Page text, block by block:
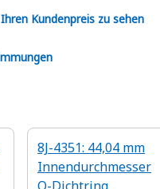
Kundenpreis zu sehen
8J-4351: 44,04 mm
Innendurchmesser